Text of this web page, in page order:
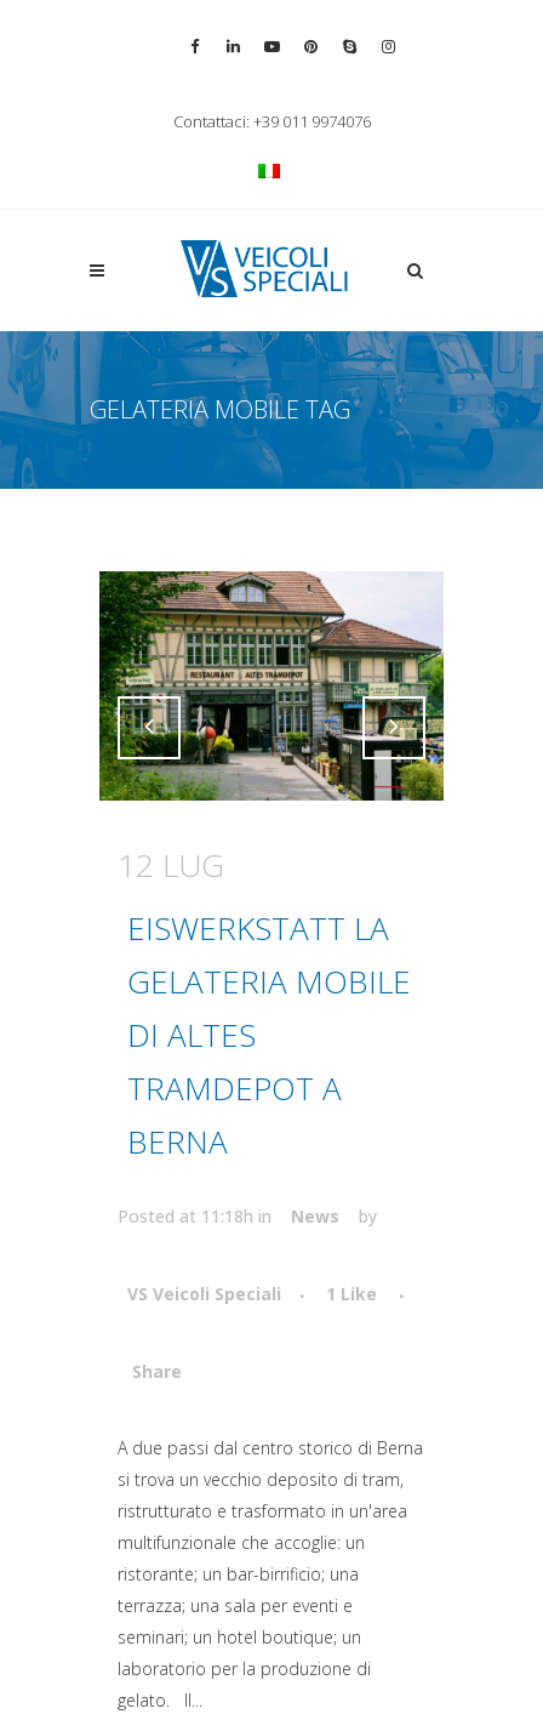
Contattaci: +39 011 9974076
Apri la ricerca
GELATERIA MOBILE TAG
Attiva comando Attiva comando
12 LUG
EISWERKSTATT LA
GELATERIA MOBILE
DI ALTES
TRAMDEPOT A
BERNA
Posted at 11:18h in News by
VS Veicoli Speciali 1 Like
Share
Attiva comando
A due passi dal centro storico di Berna
si trova un vecchio deposito di tram,
ristrutturato e trasformato in un'area
multifunzionale che accoglie: un
ristorante; un bar-birrificio; una
terrazza; una sala per eventi e
seminari; un hotel boutique; un
laboratorio per la produzione di
gelato. Il...